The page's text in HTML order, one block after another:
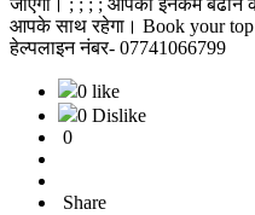
जाएगा। ; ; ; ; आपका इनकम बढाने के
आपके साथ रहेगा। Book your top
हेल्पलाइन नंबर- 07741066799
0 like
0 Dislike
0
Share